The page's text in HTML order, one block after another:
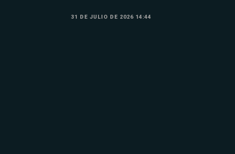
31 DE JULIO DE 2026 14:44